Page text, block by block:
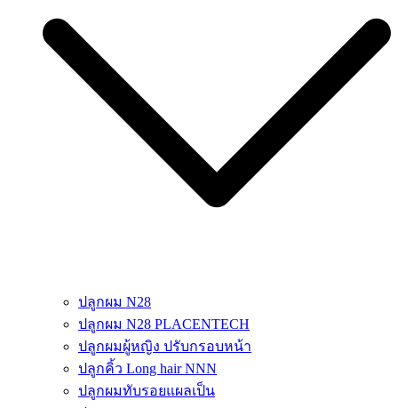
ปลูกผม N28
ปลูกผม N28 PLACENTECH
ปลูกผมผู้หญิง ปรับกรอบหน้า
ปลูกคิ้ว Long hair NNN
ปลูกผมทับรอยแผลเป็น